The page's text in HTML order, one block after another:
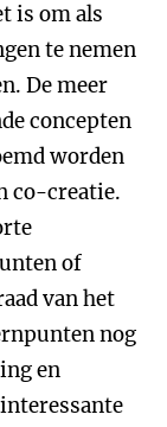
is om als
te nemen
De meer
concepten
worden
co-creatie.
of
van het
nog
en